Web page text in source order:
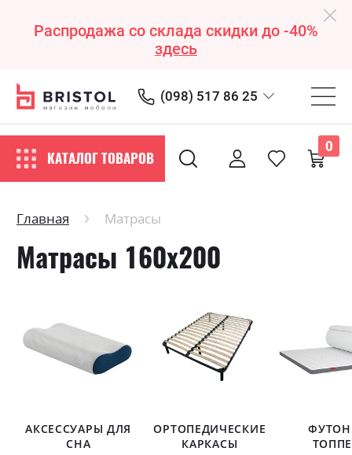
Распродажа со склада скидки до -40%
здесь
(098) 517 86 25
КАТАЛОГ ТОВАРОВ
0
Главная Матрасы
Матрасы 160х200
АКСЕССУАРЫ ДЛЯ
СНА
ОРТОПЕДИЧЕСКИЕ
КАРКАСЫ